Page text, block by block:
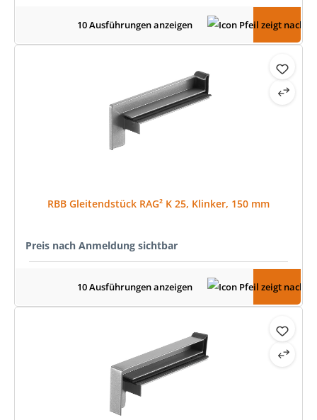
10 Ausführungen anzeigen
RBB Gleitendstück RAG² K 25, Klinker, 150 mm
Preis nach Anmeldung sichtbar
10 Ausführungen anzeigen